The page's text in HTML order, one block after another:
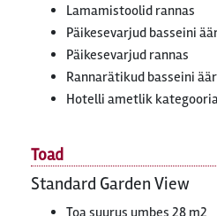
Lamamistoolid rannas
Päikesevarjud basseini
Päikesevarjud rannas
Rannarätikud basseini
Hotelli ametlik
Toad
Standard Garden View
Toa suurus umbes 28 m2